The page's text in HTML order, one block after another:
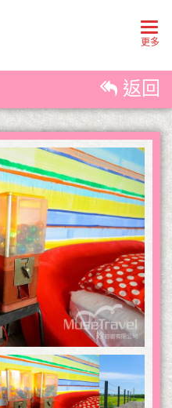
更多
返回